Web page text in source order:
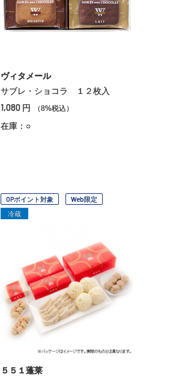
ヴィタメール
サブレ・ショコラ １２枚入
1,080 円 （8%税込）
在庫：○
OPポイント対象
Web限定
冷蔵
５５１蓬莱